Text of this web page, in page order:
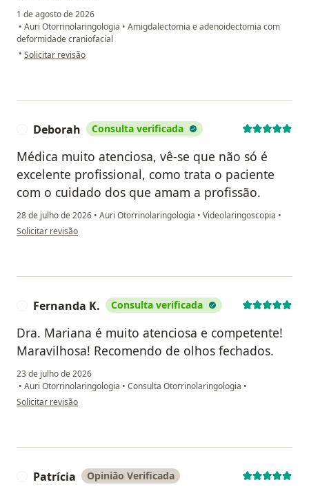
1 de agosto de 2026
• Auri Otorrinolaringologia • Amigdalectomia e adenoidectomia com
deformidade craniofacial
• na opinião do utilizador Danielle Nogueira Reis Santana Paula
Solicitar revisão
Deborah Consulta verificada
Médica muito atenciosa, vê-se que não só é
excelente profissional, como trata o paciente
com o cuidado dos que amam a profissão.
28 de julho de 2026 • Auri Otorrinolaringologia • Videolaringoscopia •
na opinião do utilizador Deborah
Solicitar revisão
Fernanda K. Consulta verificada
Dra. Mariana é muito atenciosa e competente!
Maravilhosa! Recomendo de olhos fechados.
23 de julho de 2026
• Auri Otorrinolaringologia • Consulta Otorrinolaringologia •
na opinião do utilizador Fernanda K.
Solicitar revisão
Patrícia Opinião Verificada